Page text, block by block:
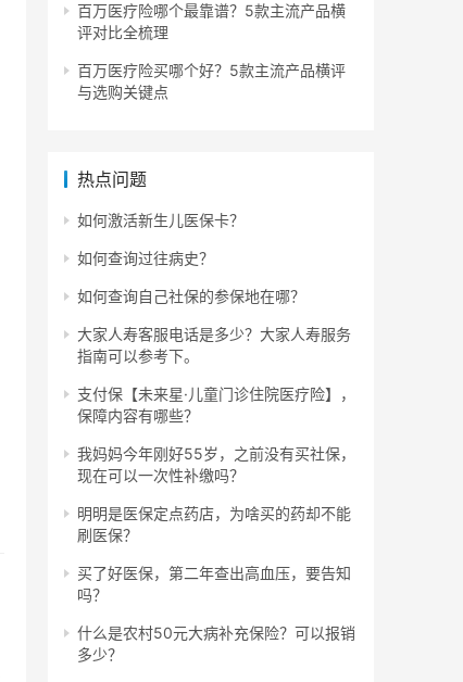
百万医疗险哪个最靠谱？5款主流产品横
评对比全梳理
百万医疗险买哪个好？5款主流产品横评
与选购关键点
热点问题
如何激活新生儿医保卡？
如何查询过往病史？
如何查询自己社保的参保地在哪？
大家人寿客服电话是多少？大家人寿服务
指南可以参考下。
支付保【未来星·儿童门诊住院医疗险】，
保障内容有哪些？
我妈妈今年刚好55岁，之前没有买社保，
现在可以一次性补缴吗？
明明是医保定点药店，为啥买的药却不能
刷医保？
买了好医保，第二年查出高血压，要告知
吗？
什么是农村50元大病补充保险？可以报销
多少？